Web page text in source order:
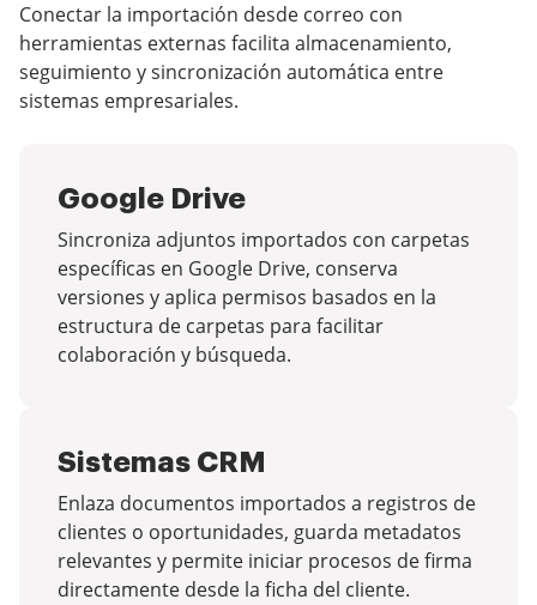
Conectar la importación desde correo con
herramientas externas facilita almacenamiento,
seguimiento y sincronización automática entre
sistemas empresariales.
Google Drive
Sincroniza adjuntos importados con carpetas
específicas en Google Drive, conserva
versiones y aplica permisos basados en la
estructura de carpetas para facilitar
colaboración y búsqueda.
Sistemas CRM
Enlaza documentos importados a registros de
clientes o oportunidades, guarda metadatos
relevantes y permite iniciar procesos de firma
directamente desde la ficha del cliente.